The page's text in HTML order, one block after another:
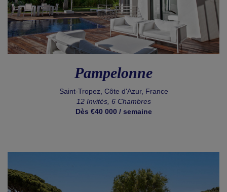
Pampelonne
Saint-Tropez, Côte d'Azur, France
12 Invités, 6 Chambres
Dès €40 000 / semaine